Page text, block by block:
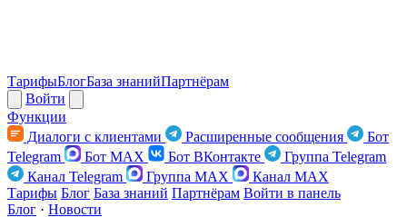
ТарифыБлогБаза знанийПартнёрам
Войти
Функции
Диалоги с клиентами
Расширенные сообщения
Бот
Telegram
Бот MAX Бот ВКонтакте
Группа Telegram
Канал Telegram
Группа MAX
Канал MAX
Тарифы Блог База знаний Партнёрам Войти в панель
Блог · Новости